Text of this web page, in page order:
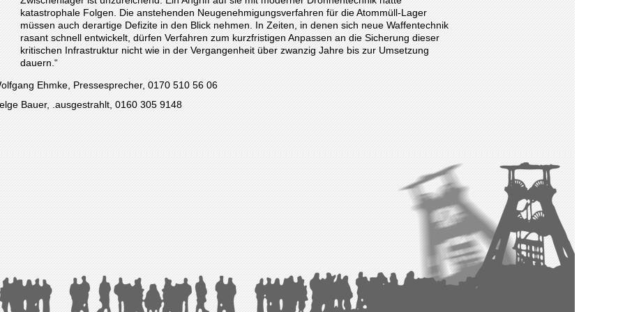
katastrophale Folgen. Die anstehenden Neugenehmigungsverfahren für die Atommüll-Lager
müssen auch derartige Defizite in den Blick nehmen. In Zeiten, in denen sich neue Waffentechnik
rasant schnell entwickelt, dürfen Verfahren zum kurzfristigen Anpassen an die Sicherung dieser
kritischen Infrastruktur nicht wie in der Vergangenheit über zwanzig Jahre bis zur Umsetzung
dauern.“
Ehmke, Pressesprecher, 0170 510 56 06
Bauer, .ausgestrahlt, 0160 305 9148